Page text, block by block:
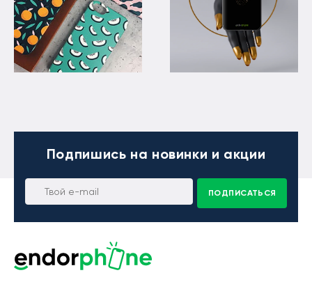
Подпишись на новинки и акции
ПОДПИСАТЬСЯ